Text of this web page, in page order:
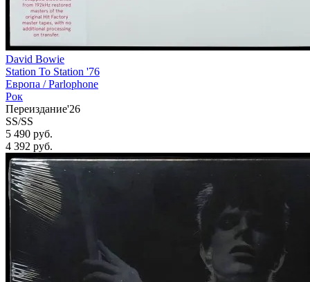
David Bowie
Station To Station '76
Европа /Parlophone
Рок
Переиздание'26
SS/SS
5 490 руб.
4 392 руб.